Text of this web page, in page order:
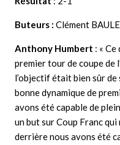
Buteurs : Clément BAULE
Anthony Humbert : «
premier tour de coupe de
l’objectif était bien sûr
bonne dynamique de
avons été capable de
un but sur Coup Franc
derrière nous avons été